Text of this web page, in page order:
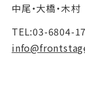
中尾・大橋・木村
TEL:03-